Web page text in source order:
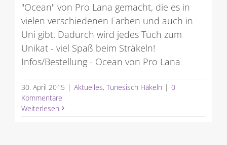
"Ocean" von Pro Lana gemacht, die es in
vielen verschiedenen Farben und auch in
Uni gibt. Dadurch wird jedes Tuch zum
Unikat - viel Spaß beim Sträkeln!
Infos/Bestellung - Ocean von Pro Lana
30. April 2015 | Aktuelles, Tunesisch Häkeln | 0
Kommentare
Weiterlesen